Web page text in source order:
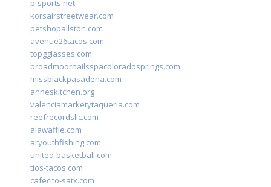
p-sports.net
korsairstreetwear.com
petshopallston.com
avenue26tacos.com
topgglasses.com
broadmoornailsspacoloradosprings.com
missblackpasadena.com
anneskitchen.org
valenciamarketytaqueria.com
reefrecordsllc.com
alawaffle.com
aryouthfishing.com
united-basketball.com
tios-tacos.com
cafecito-satx.com